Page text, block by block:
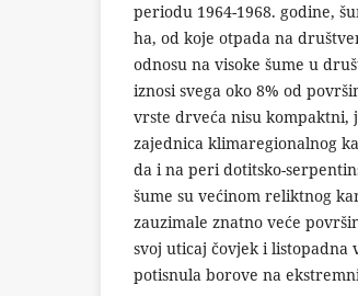
periodu 1964-1968. godine,
ha, od koje otpada na
odnosu na visoke šume u
iznosi svega oko 8% od
vrste drveća nisu kompaktni,
zajednica klimaregionalnog
da i na peri dotitsko-
šume su većinom reliktnog
zauzimale znatno veće
svoj uticaj čovjek i listopadna
potisnula borove na